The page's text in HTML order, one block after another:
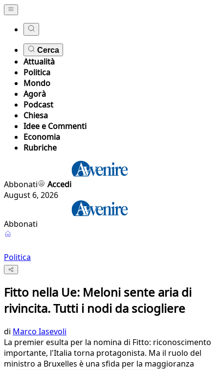
Cerca
Attualità
Politica
Mondo
Agorà
Podcast
Chiesa
Idee e Commenti
Economia
Rubriche
Abbonati
Accedi
August 6, 2026
Abbonati
Politica
Fitto nella Ue: Meloni sente aria di
rivincita. Tutti i nodi da sciogliere
di Marco Iasevoli
La premier esulta per la nomina di Fitto: riconoscimento
importante, l'Italia torna protagonista. Ma il ruolo del
ministro a Bruxelles è una sfida per la maggioranza